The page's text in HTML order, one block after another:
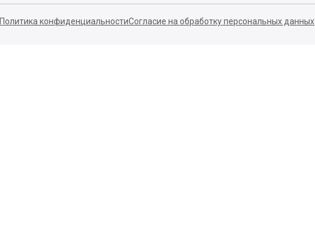
Политика конфиденциальностиСогласие на обработку персональных данных